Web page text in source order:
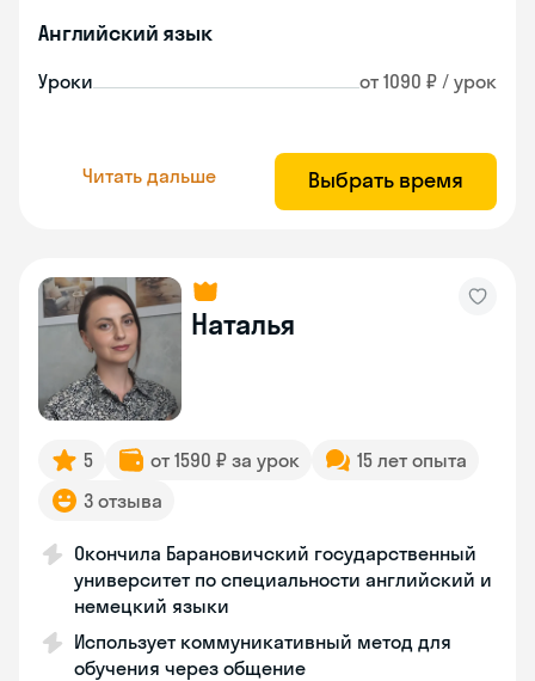
Английский язык
Уроки от 1090 ₽ / урок
Читать дальше Выбрать время
Наталья
5 от 1590 ₽ за урок
15 лет опыта
3 отзыва
Окончила Барановичский государственный
университет по специальности английский и
немецкий языки
Использует коммуникативный метод для
обучения через общение